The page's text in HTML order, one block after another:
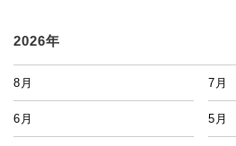
2026年
8月 7月
6月 5月